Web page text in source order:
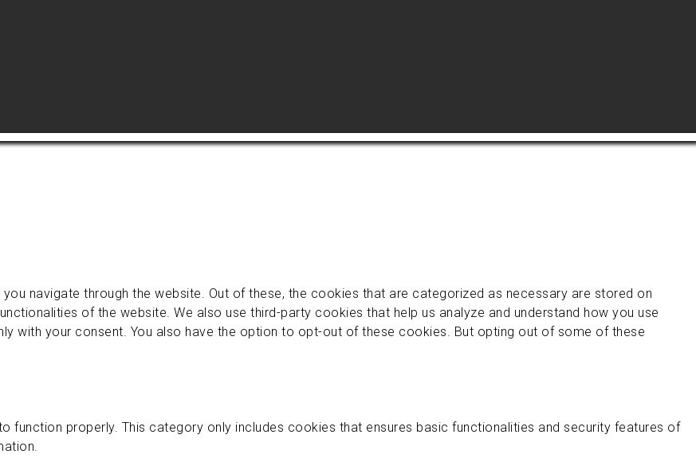
navigate through the website. Out of these, the cookies that are categorized as necessary are stored on
of the website. We also use third-party cookies that help us analyze and understand how you use
with your consent. You also have the option to opt-out of these cookies. But opting out of some of these
function properly. This category only includes cookies that ensures basic functionalities and security features of